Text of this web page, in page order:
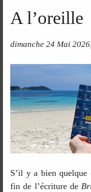
A l’oreille
dimanche 24 Mai 2026
S’il y a bien
fin de l’écriture de